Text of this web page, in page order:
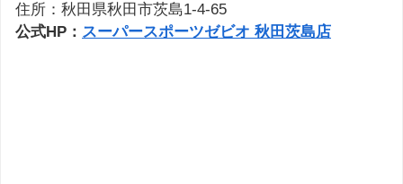
住所：秋田県秋田市茨島1-4-65
公式HP： スーパースポーツゼビオ 秋田茨島店